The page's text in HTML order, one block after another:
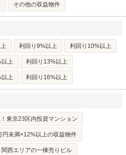
その他の収益物件
利回り9%以上 利回り10%以上
上 利回り13%以上
上 利回り16%以上
東京23区内投資マンション
円未満×12%以上の収益物件
関西エリアの一棟売りビル